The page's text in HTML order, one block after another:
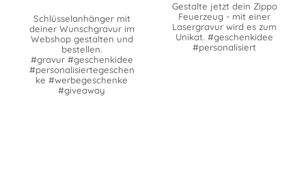
Schlüsselanhänger mit
deiner Wunschgravur im
Webshop gestalten und
bestellen.
#gravur #geschenkidee
#personalisiertegeschen
ke #werbegeschenke
#giveaway
Gestalte jetzt dein Zippo
Feuerzeug - mit einer
Lasergravur wird es zum
Unikat. #geschenkidee
#personalisiert